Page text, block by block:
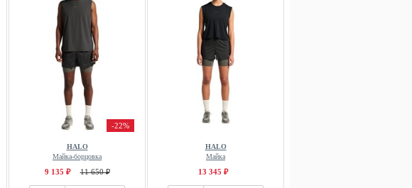
-22%
HALO
Майка-борцовка
9 135 ₽ 11 650 ₽
HALO
Майка
13 345 ₽